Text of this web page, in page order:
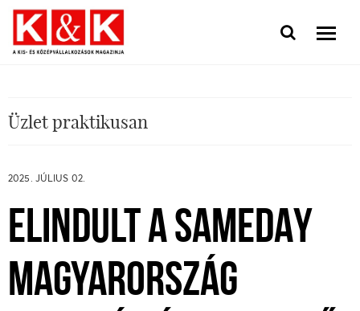
Üzlet praktikusan
2025. JÚLIUS 02.
ELINDULT A SAMEDAY
MAGYARORSZÁG